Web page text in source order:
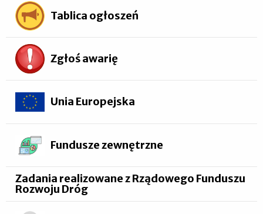
Tablica ogłoszeń
Zgłoś awarię
Unia Europejska
Fundusze zewnętrzne
Zadania realizowane z Rządowego Funduszu
Rozwoju Dróg